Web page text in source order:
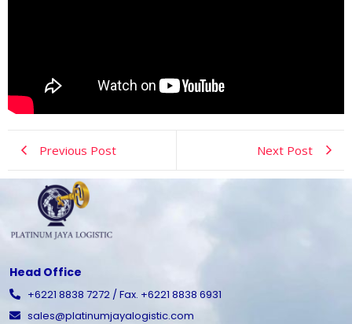
Previous Post Next Post
Head Office
+6221 8838 7272 / Fax. +6221 8838 6931
sales@platinumjayalogistic.com